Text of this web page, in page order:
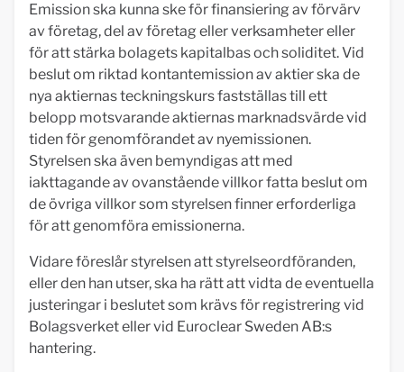
Emission ska kunna ske för finansiering av förvärv
av företag, del av företag eller verksamheter eller
för att stärka bolagets kapitalbas och soliditet. Vid
beslut om riktad kontantemission av aktier ska de
nya aktiernas teckningskurs fastställas till ett
belopp motsvarande aktiernas marknadsvärde vid
tiden för genomförandet av nyemissionen.
Styrelsen ska även bemyndigas att med
iakttagande av ovanstående villkor fatta beslut om
de övriga villkor som styrelsen finner erforderliga
för att genomföra emissionerna.
Vidare föreslår styrelsen att styrelseordföranden,
eller den han utser, ska ha rätt att vidta de eventuella
justeringar i beslutet som krävs för registrering vid
Bolagsverket eller vid Euroclear Sweden AB:s
hantering.